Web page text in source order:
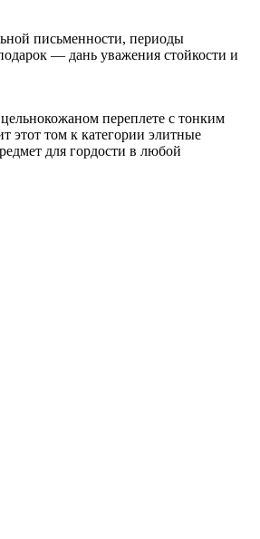
письменности, периоды
— дань уважения стойкости и
переплете с тонким
этот том к категории элитные
для гордости в любой